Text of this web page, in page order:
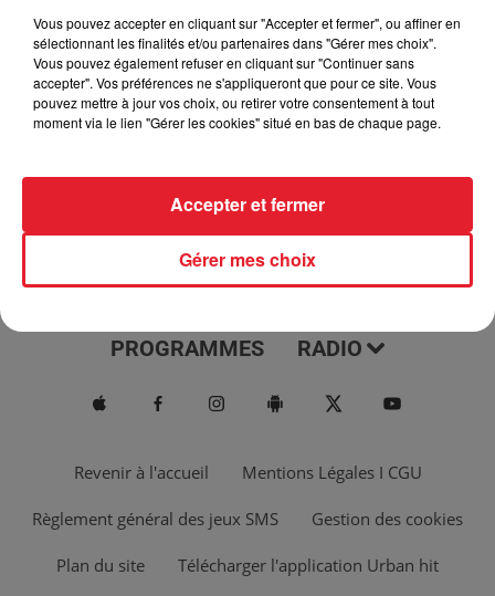
Le Morning Show
ACTUS MUSIQUES
PROGRAMMES RADIO
Revenir à l'accueil Mentions Légales I CGU
Règlement général des jeux SMS Gestion des cookies
Plan du site Télécharger l'application Urban hit
Vous pouvez accepter en cliquant sur "Accepter et fermer", ou affiner en
sélectionnant les finalités et/ou partenaires dans "Gérer mes choix".
Vous pouvez également refuser en cliquant sur "Continuer sans
accepter". Vos préférences ne s'appliqueront que pour ce site. Vous
pouvez mettre à jour vos choix, ou retirer votre consentement à tout
moment via le lien "Gérer les cookies" situé en bas de chaque page.
Gérer mes choix
Accepter et fermer